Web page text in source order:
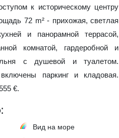
к историческому центру
72 m² - прихожая, светлая
и панорамной террасой,
комнатой, гардеробной и
с душевой и туалетом.
паркинг и кладовая.
€.
Вид на море